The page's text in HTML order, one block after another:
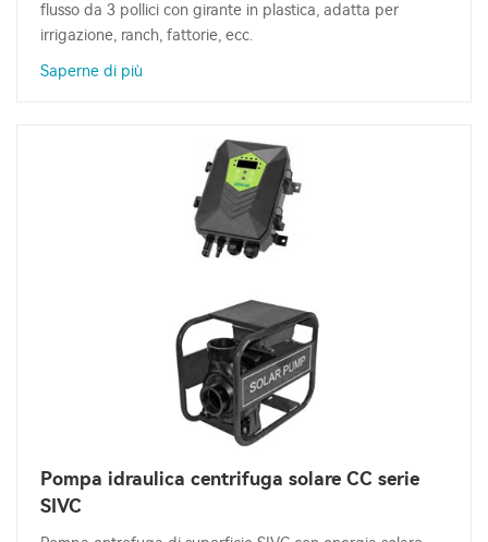
flusso da 3 pollici con girante in plastica, adatta per
irrigazione, ranch, fattorie, ecc.
Saperne di più
Pompa idraulica centrifuga solare CC serie
SIVC